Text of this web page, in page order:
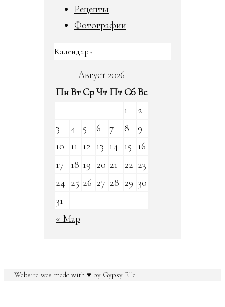
Рецепты
Фотографии
Календарь
Август 2026
Пн ВтСрЧт ПтСб Вс
« Мар
1
2
3
4 5 6 7 8
9
10
11 12 13 14 15 16
17
18 19 20 21 22 23
24 25 26 27 28 29 30
31
Website was made with ♥ by Gypsy Elle